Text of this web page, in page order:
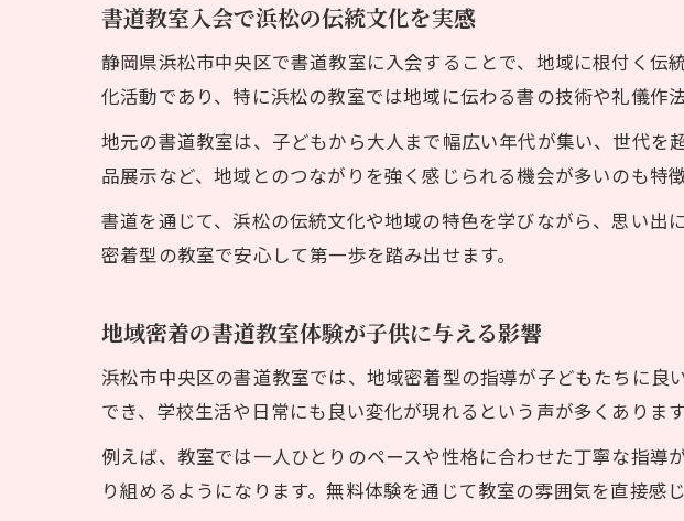
書道教室の見
書道教室が生み
教室生徒の声
初めての書道教室入
書道教室入会
書道教室初心
書道教室の入
子供の書道教
書道教室入会で浜松の伝統文化を実感
静岡県浜松市中央区で書道教室に入会することで、地域に根付く
化活動であり、特に浜松の教室では地域に伝わる書の技術や礼儀作
地元の書道教室は、子どもから大人まで幅広い年代が集い、世代
品展示など、地域とのつながりを強く感じられる機会が多いのも特徴
書道を通じて、浜松の伝統文化や地域の特色を学びながら、思い
密着型の教室で安心して第一歩を踏み出せます。
地域密着の書道教室体験が子供に与える影響
浜松市中央区の書道教室では、地域密着型の指導が子どもたちに
でき、学校生活や日常にも良い変化が現れるという声が多くあります
例えば、教室では一人ひとりのペースや性格に合わせた丁寧な指
り組めるようになります。無料体験を通じて教室の雰囲気を直接感